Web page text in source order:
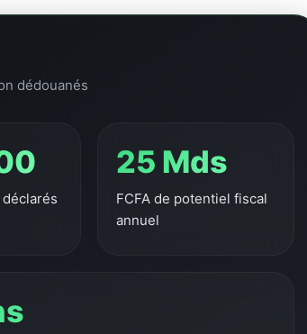
dédouanés
25 Mds
FCFA de potentiel fiscal
annuel